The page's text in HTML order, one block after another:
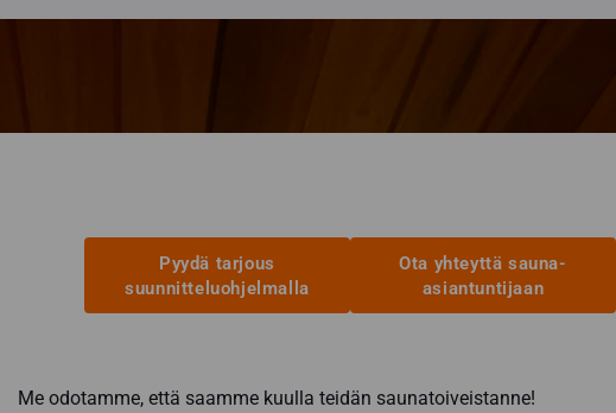
Pyydä tarjous
suunnitteluohjelmalla
Ota yhteyttä sauna-
asiantuntijaan
Me odotamme, että saamme kuulla teidän saunatoiveistanne!